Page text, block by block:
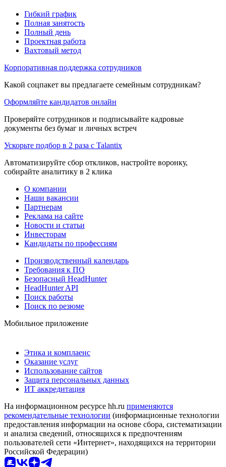
Гибкий график
Полная занятость
Полный день
Проектная работа
Вахтовый метод
Корпоративная поддержка сотрудников
Какой соцпакет вы предлагаете семейным сотрудникам?
Оформляйте кандидатов онлайн
Проверяйте сотрудников и подписывайте кадровые
документы без бумаг и личных встреч
Ускорьте подбор в 2 раза с Talantix
Автоматизируйте сбор откликов, настройте воронку,
собирайте аналитику в 2 клика
О компании
Наши вакансии
Партнерам
Реклама на сайте
Новости и статьи
Инвесторам
Кандидаты по профессиям
Производственный календарь
Требования к ПО
Безопасный HeadHunter
HeadHunter API
Поиск работы
Поиск по резюме
Мобильное приложение
Этика и комплаенс
Оказание услуг
Использование сайтов
Защита персональных данных
ИТ аккредитация
На информационном ресурсе hh.ru применяются
рекомендательные технологии (информационные технологии
предоставления информации на основе сбора, систематизации
и анализа сведений, относящихся к предпочтениям
пользователей сети «Интернет», находящихся на территории
Российской Федерации)